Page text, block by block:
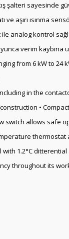
şalteri sayesinde
ve aşırı ısınma
ile analog kontrol
verim kaybına
from 6 kW to 24
in the
•
switch allows safe
with 1.2°C ditterential
throughout its